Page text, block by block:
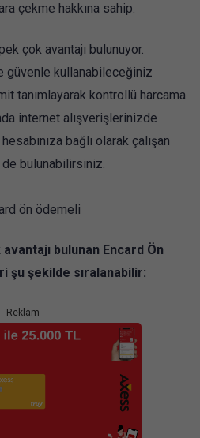
çekme hakkına sahip.
çok avantajı bulunuyor.
güvenle kullanabileceğiniz
tanımlayarak kontrollü harcama
internet alışverişlerinizde
bağlı olarak çalışan
bulunabilirsiniz.
bulunan Encard Ön
şu şekilde sıralanabilir:
Reklam